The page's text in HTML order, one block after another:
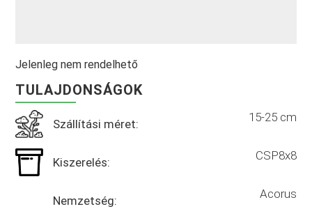
Jelenleg nem rendelhető
TULAJDONSÁGOK
Szállítási méret: 15-25 cm
Kiszerelés: CSP8x8
Nemzetség: Acorus